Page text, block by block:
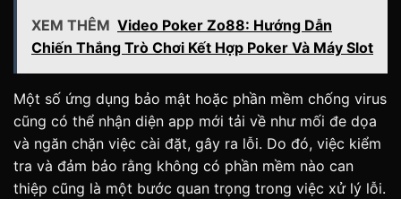
XEM THÊM Video Poker Zo88: Hướng Dẫn
Chiến Thắng Trò Chơi Kết Hợp Poker Và Máy Slot
Một số ứng dụng bảo mật hoặc phần mềm chống virus
cũng có thể nhận diện app mới tải về như mối đe dọa
và ngăn chặn việc cài đặt, gây ra lỗi. Do đó, việc kiểm
tra và đảm bảo rằng không có phần mềm nào can
thiệp cũng là một bước quan trọng trong việc xử lý lỗi.